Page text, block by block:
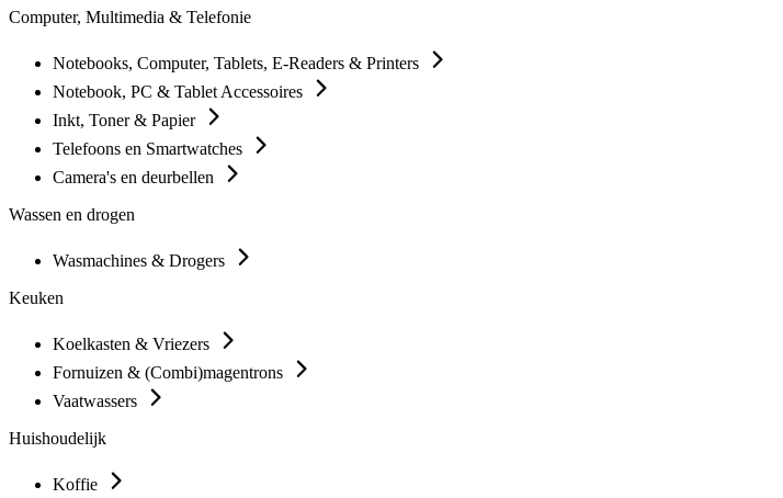
Computer, Multimedia & Telefonie
Notebooks, Computer, Tablets, E-Readers & Printers
Notebook, PC & Tablet Accessoires
Inkt, Toner & Papier
Telefoons en Smartwatches
Camera's en deurbellen
Wassen en drogen
Wasmachines & Drogers
Keuken
Koelkasten & Vriezers
Fornuizen & (Combi)magentrons
Vaatwassers
Huishoudelijk
Koffie